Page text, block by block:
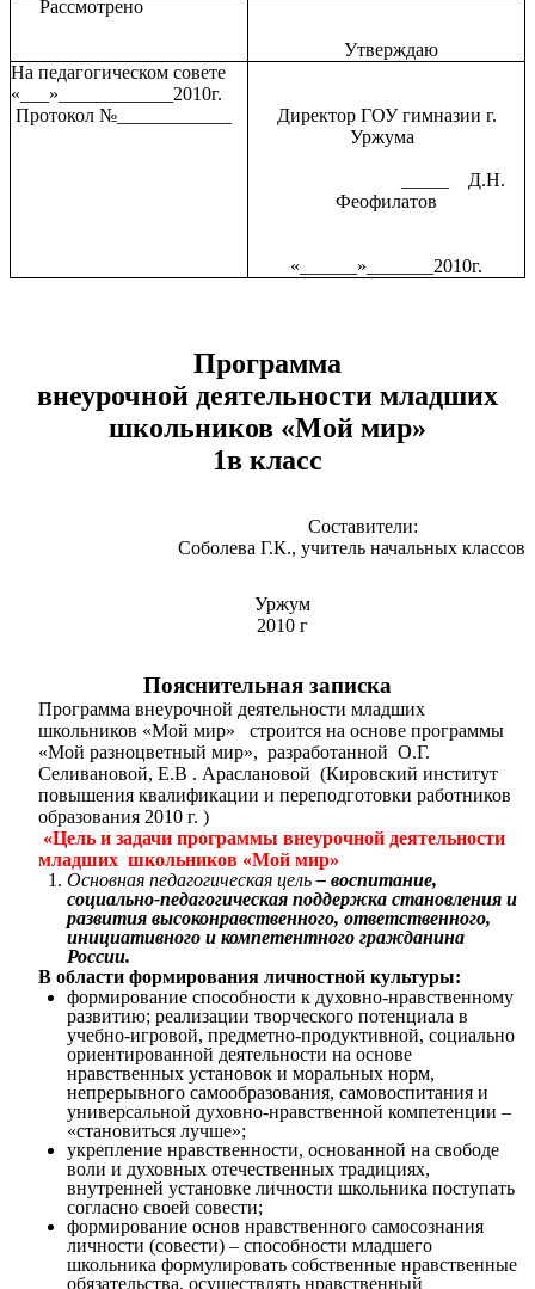
Рассмотрено
Утверждаю
На педагогическом совете
«___»____________2010г.
Протокол №____________
Директор ГОУ гимназии г.
Уржума
_____ Д.Н.
Феофилатов
«______»_______2010г.
Программа
внеурочной деятельности младших
школьников «Мой мир»
1в класс
Составители:
Соболева Г.К., учитель начальных классов
Уржум
2010 г
Пояснительная записка
Программа внеурочной деятельности младших
школьников «Мой мир» строится на основе программы
«Мой разноцветный мир», разработанной О.Г.
Селивановой, Е.В . Араслановой (Кировский институт
повышения квалификации и переподготовки работников
образования 2010 г. )
«Цель и задачи программы внеурочной деятельности
младших школьников «Мой мир»
Основная педагогическая цель– воспитание,
социально-педагогическая поддержка становления и
развития высоконравственного, ответственного,
инициативного и компетентного гражданина
России.
В области формирования личностной культуры:
формирование способности к духовно-нравственному
развитию; реализации творческого потенциала в
учебно-игровой, предметно-продуктивной, социально
ориентированной деятельности на основе
нравственных установок и моральных норм,
непрерывного самообразования, самовоспитания и
универсальной духовно-нравственной компетенции –
«становиться лучше»;
укрепление нравственности, основанной на свободе
воли и духовных отечественных традициях,
внутренней установке личности школьника поступать
согласно своей совести;
формирование основ нравственного самосознания
личности (совести) – способности младшего
школьника формулировать собственные нравственные
обязательства, осуществлять нравственный